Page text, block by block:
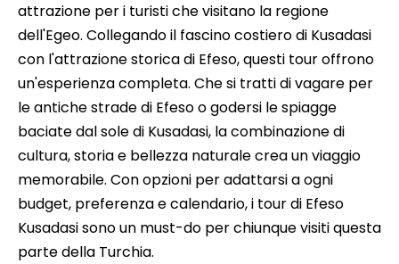
attrazione per i turisti che visitano la regione
dell'Egeo. Collegando il fascino costiero di Kusadasi
con l'attrazione storica di Efeso, questi tour offrono
un'esperienza completa. Che si tratti di vagare per
le antiche strade di Efeso o godersi le spiagge
baciate dal sole di Kusadasi, la combinazione di
cultura, storia e bellezza naturale crea un viaggio
memorabile. Con opzioni per adattarsi a ogni
budget, preferenza e calendario, i tour di Efeso
Kusadasi sono un must-do per chiunque visiti questa
parte della Turchia.